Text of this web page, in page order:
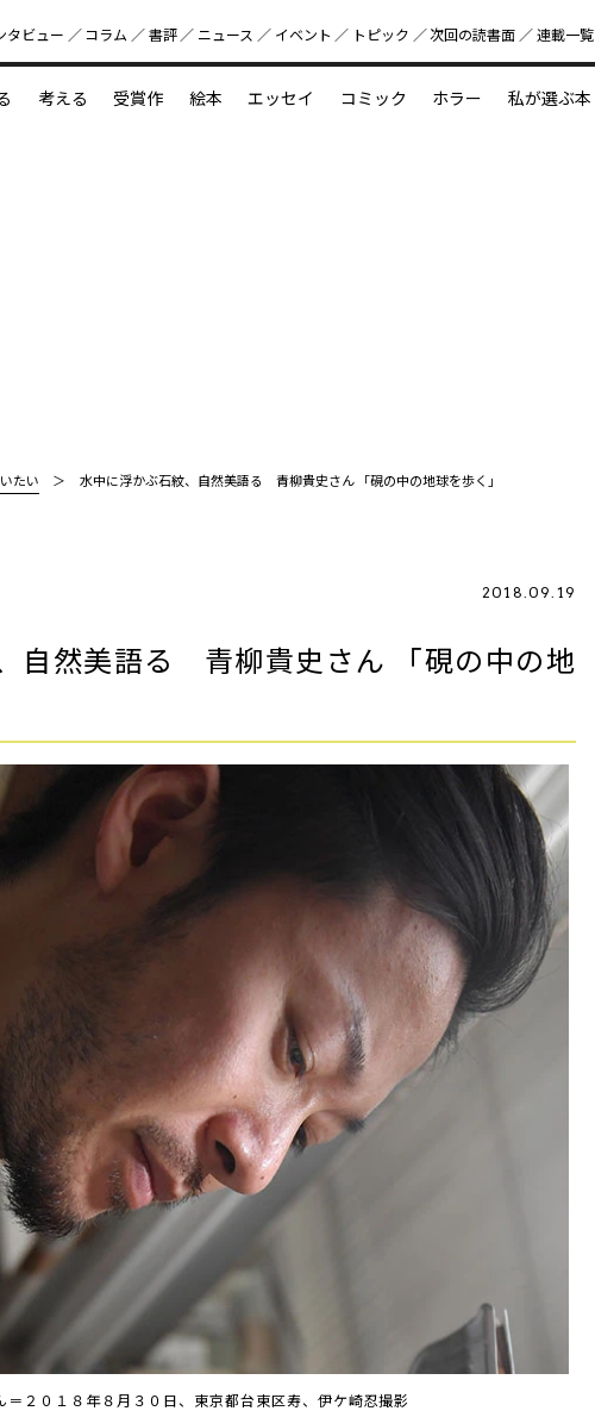
好書好日
タビュー コラム 書評 ニュース イベント トピック 次回の読書⾯ 連載一覧
考える 受賞作 絵本 エッセイ コミック ホラー 私が選ぶ本
たい 水中に浮かぶ石紋、自然美語る 青柳貴史さん 「硯の中の地球を歩く」
2018.09.19
自然美語る 青柳貴史さん 「硯の中の地
＝２０１８年８月３０日、東京都台東区寿、伊ケ崎忍撮影